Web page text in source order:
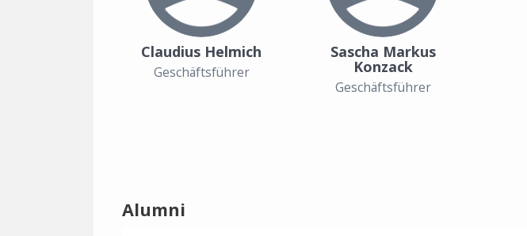
Claudius Helmich
Geschäftsführer
Sascha Markus
Konzack
Geschäftsführer
Alumni